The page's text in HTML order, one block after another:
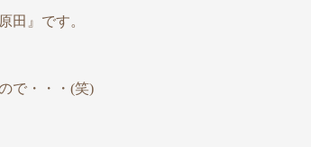
田』です。
で・・・(笑)